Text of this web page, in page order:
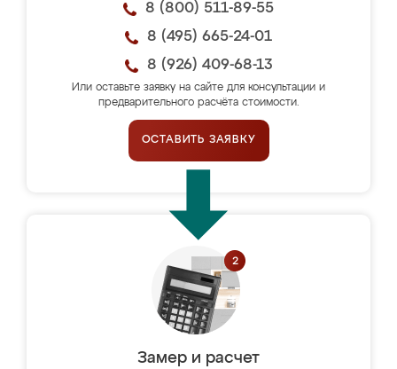
8 (800) 511-89-55
8 (495) 665-24-01
8 (926) 409-68-13
Или оставьте заявку на сайте для консультации и
предварительного расчёта стоимости.
ОСТАВИТЬ ЗАЯВКУ
Замер и расчет